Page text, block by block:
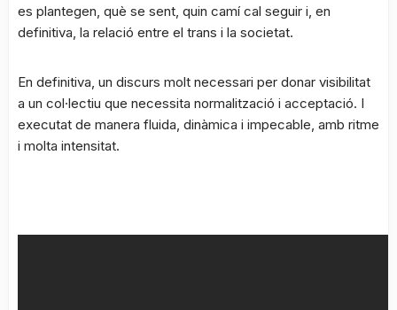
es plantegen, què se sent, quin camí cal seguir i, en
definitiva, la relació entre el trans i la societat.
En definitiva, un discurs molt necessari per donar visibilitat
a un col·lectiu que necessita normalització i acceptació. I
executat de manera fluida, dinàmica i impecable, amb ritme
i molta intensitat.